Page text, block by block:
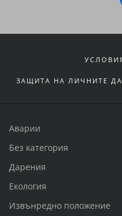
ЗАЩИТА НА ЛИЧНИТЕ
Аварии
Без категория
Дарения
Екология
Извънредно положение